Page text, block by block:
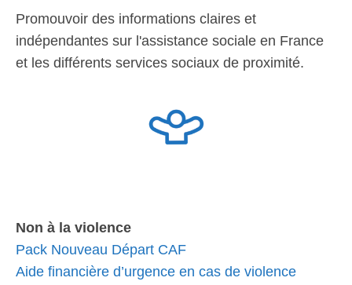
Promouvoir des informations claires et
indépendantes sur l'assistance sociale en France
et les différents services sociaux de proximité.
Non à la violence
Pack Nouveau Départ CAF
Aide financière d’urgence en cas de violence